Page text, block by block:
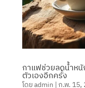
กาแฟช่วยลดน้ำหนั
ตัวเองอีกครั้ง
โดยadmin ก.พ. 15,